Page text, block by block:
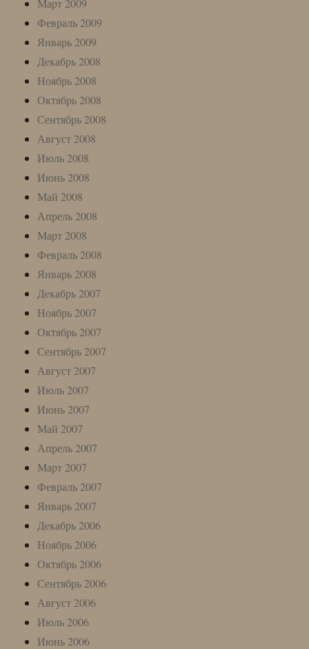
Март 2009
Февраль 2009
Январь 2009
Декабрь 2008
Ноябрь 2008
Октябрь 2008
Сентябрь 2008
Август 2008
Июль 2008
Июнь 2008
Май 2008
Апрель 2008
Март 2008
Февраль 2008
Январь 2008
Декабрь 2007
Ноябрь 2007
Октябрь 2007
Сентябрь 2007
Август 2007
Июль 2007
Июнь 2007
Май 2007
Апрель 2007
Март 2007
Февраль 2007
Январь 2007
Декабрь 2006
Ноябрь 2006
Октябрь 2006
Сентябрь 2006
Август 2006
Июль 2006
Июнь 2006